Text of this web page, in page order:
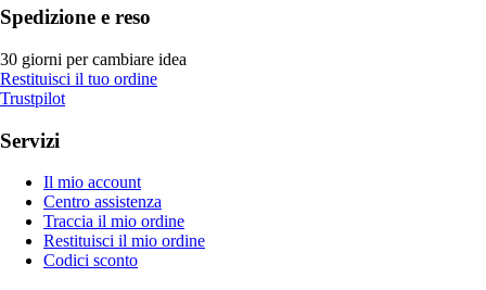
Spedizione e reso
30 giorni per cambiare idea
Restituisci il tuo ordine
Trustpilot
Servizi
Il mio account
Centro assistenza
Traccia il mio ordine
Restituisci il mio ordine
Codici sconto